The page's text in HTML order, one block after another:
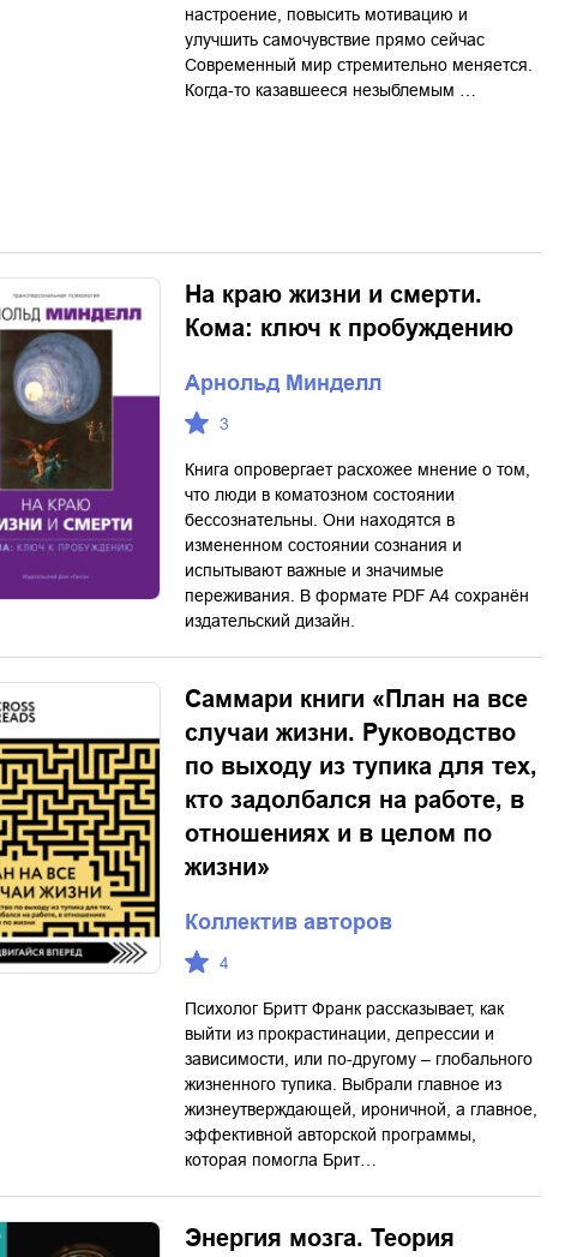
настроение, повысить мотивацию и
улучшить самочувствие прямо сейчас
Современный мир стремительно меняется.
Когда-то казавшееся незыблемым …
На краю жизни и смерти.
Кома: ключ к пробуждению
Арнольд Минделл
3
Книга опровергает расхожее мнение о том,
что люди в коматозном состоянии
бессознательны. Они находятся в
измененном состоянии сознания и
испытывают важные и значимые
переживания. В формате PDF A4 сохранён
издательский дизайн.
Саммари книги «План на все
случаи жизни. Руководство
по выходу из тупика для тех,
кто задолбался на работе, в
отношениях и в целом по
жизни»
Коллектив авторов
4
Психолог Бритт Франк рассказывает, как
выйти из прокрастинации, депрессии и
зависимости, или по-другому – глобального
жизненного тупика. Выбрали главное из
жизнеутверждающей, ироничной, а главное,
эффективной авторской программы,
которая помогла Брит…
Энергия мозга. Теория